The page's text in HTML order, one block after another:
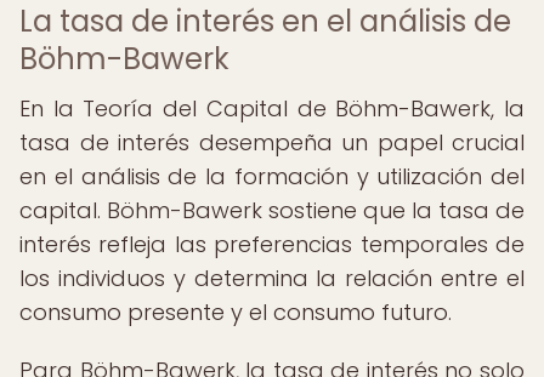
La tasa de interés en el análisis de
Böhm-Bawerk
En la Teoría del Capital de Böhm-Bawerk, la
tasa de interés desempeña un papel crucial
en el análisis de la formación y utilización del
capital. Böhm-Bawerk sostiene que la tasa de
interés refleja las preferencias temporales de
los individuos y determina la relación entre el
consumo presente y el consumo futuro.
Para Böhm-Bawerk, la tasa de interés no solo